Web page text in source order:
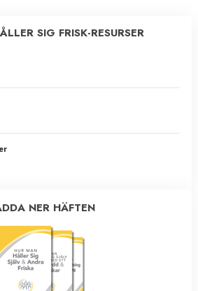
SIG FRISK-RESURSER
NER HÄFTEN